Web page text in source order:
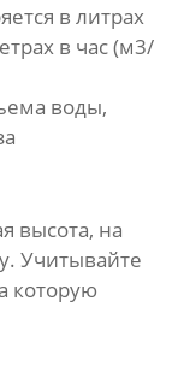
в литрах
в час (м3/
воды,
высота, на
Учитывайте
которую